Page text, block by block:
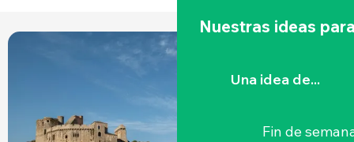
Nuestras ideas
Una idea de...
Fin de